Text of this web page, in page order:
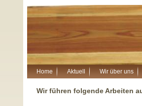
Home Aktuell Wir über uns
Wir führen folgende Arbeiten